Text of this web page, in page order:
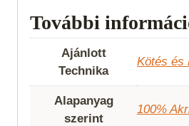
További
Ajánlott
Technika
Kötés és
Alapanyag
szerint
100%